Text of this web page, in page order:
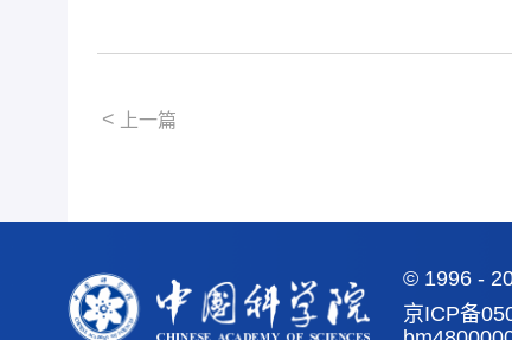
< 上一篇
© 1996 -
京ICP备